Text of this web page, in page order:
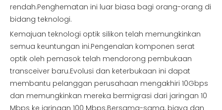
rendah.Penghematan ini luar biasa bagi orang-orang di
bidang teknologi.
Kemajuan teknologi optik silikon telah memungkinkan
semua keuntungan ini.Pengenalan komponen serat
optik oleh pemasok telah mendorong pembukaan
transceiver baru.Evolusi dan keterbukaan ini dapat
membantu pelanggan perusahaan mengakhiri 10Gbps
dan memungkinkan mereka bermigrasi dari jaringan 10
Mbps ke jaringan 100 Mbps.Bersama-sama, biaya dan